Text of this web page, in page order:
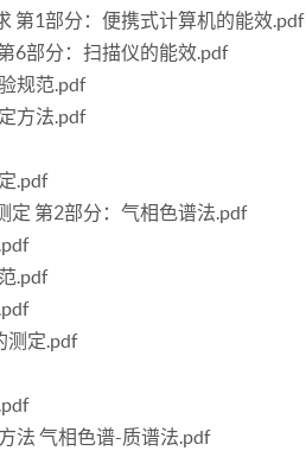
第1部分：便携式计算机的能效.pdf
6部分：扫描仪的能效.pdf
规范.pdf
方法.pdf
.pdf
定 第2部分：气相色谱法.pdf
.pdf
测定.pdf
法 气相色谱-质谱法.pdf